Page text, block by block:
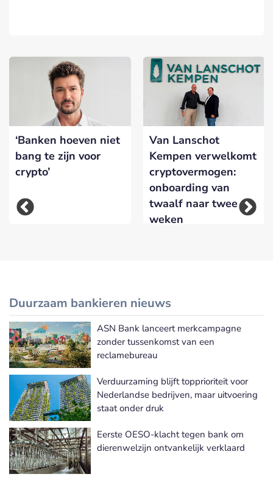
‘Banken hoeven niet
bang te zijn voor
crypto’
Van Lanschot
Kempen verwelkomt
cryptovermogen:
onboarding van
twaalf naar twee
weken
Duurzaam bankieren nieuws
Meer Duurzaam bankieren nieuws
ASN Bank lanceert merkcampagne
zonder tussenkomst van een
reclamebureau
Verduurzaming blijft topprioriteit voor
Nederlandse bedrijven, maar uitvoering
staat onder druk
Eerste OESO-klacht tegen bank om
dierenwelzijn ontvankelijk verklaard